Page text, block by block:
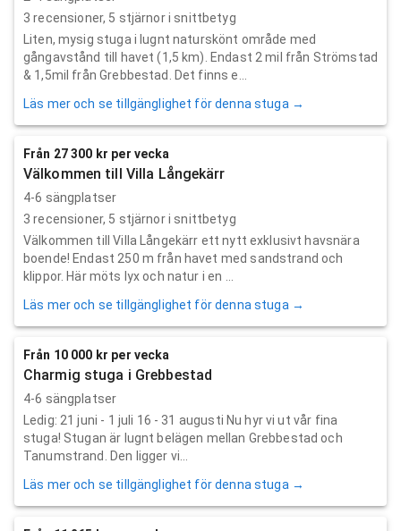
3 recensioner, 5 stjärnor i snittbetyg
Liten, mysig stuga i lugnt naturskönt område med
gångavstånd till havet (1,5 km). Endast 2 mil från Strömstad
& 1,5mil från Grebbestad. Det finns e...
Läs mer och se tillgänglighet för denna stuga →
Från 27 300 kr per vecka
Välkommen till Villa Långekärr
4-6 sängplatser
3 recensioner, 5 stjärnor i snittbetyg
Välkommen till Villa Långekärr ett nytt exklusivt havsnära
boende! Endast 250 m från havet med sandstrand och
klippor. Här möts lyx och natur i en ...
Läs mer och se tillgänglighet för denna stuga →
Från 10 000 kr per vecka
Charmig stuga i Grebbestad
4-6 sängplatser
Ledig: 21 juni - 1 juli 16 - 31 augusti Nu hyr vi ut vår fina
stuga! Stugan är lugnt belägen mellan Grebbestad och
Tanumstrand. Den ligger vi...
Läs mer och se tillgänglighet för denna stuga →